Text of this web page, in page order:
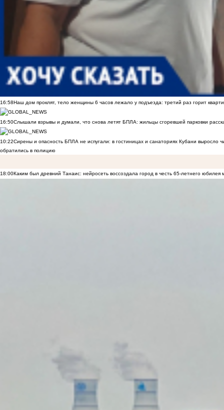
16:58Наш дом проклят, тело женщины 6 часов лежало у подъезда: третий раз горит
16:50Слышали взрывы и думали, что снова летят БПЛА: жильцы сгоревшей парковки
10:22Сирены и опасность БПЛА не испугали: в гостиницах и санаториях Кубани выросло
обратились в полицию
18:00Каким был древний Танаис: нейросеть воссоздала город в честь 65-летнего юбилея